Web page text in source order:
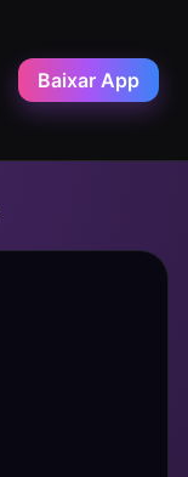
Baixar App